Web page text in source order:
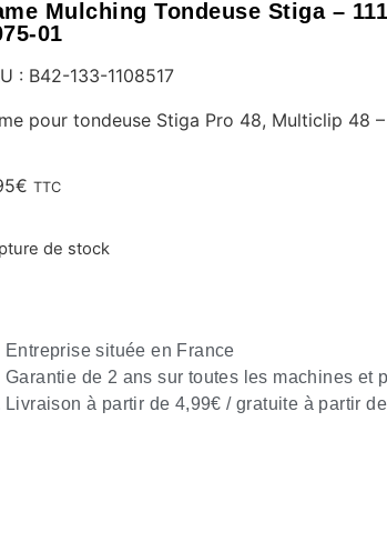
Mulching Tondeuse Stiga –
01
: B42-133-1108517
pour tondeuse Stiga Pro 48, Multiclip 48
€ TTC
de stock
Entreprise située en France
Garantie de 2 ans sur toutes les machines et
Livraison à partir de 4,99€ / gratuite à partir